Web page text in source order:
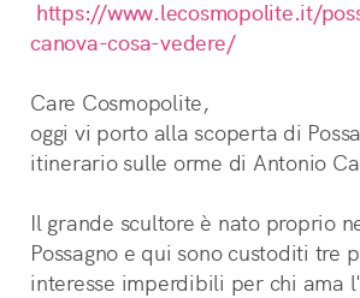
https://www.lecosmopolite.it/
canova-cosa-vedere/
Care Cosmopolite,
oggi vi porto alla scoperta di
itinerario sulle orme di Antonio
Il grande scultore è nato proprio
Possagno e qui sono custoditi tre
interesse imperdibili per chi ama